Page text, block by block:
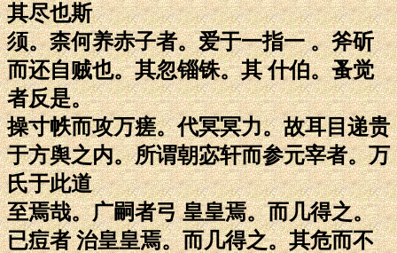
其尽也斯
须。柰何养赤子者。爱于一指一 。斧斫
而还自贼也。其忽锱铢。其 什伯。蚤觉
者反是。
操寸帙而攻万瘥。代冥冥力。故耳目递贵
于方舆之内。所谓朝宓轩而参元宰者。万
氏于此道
至焉哉。广嗣者弓 皇皇焉。而几得之。
已痘者 治皇皇焉。而几得之。其危而不